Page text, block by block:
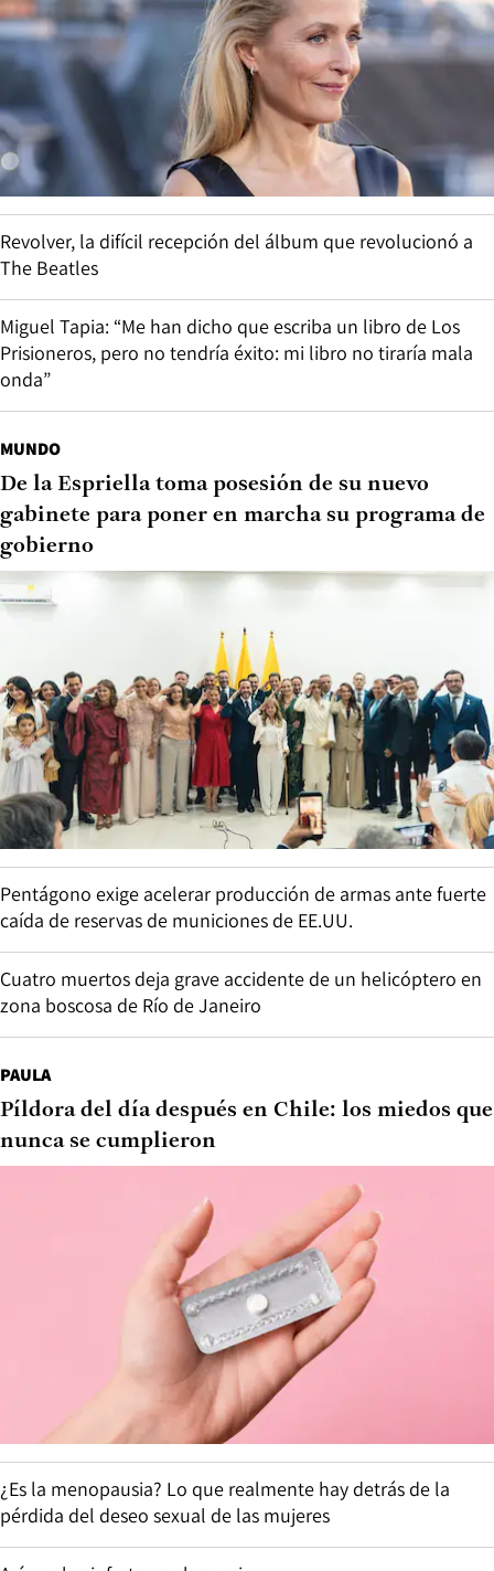
Revolver, la difícil recepción del álbum que revolucionó a
The Beatles
Miguel Tapia: “Me han dicho que escriba un libro de Los
Prisioneros, pero no tendría éxito: mi libro no tiraría mala
onda”
MUNDO
De la Espriella toma posesión de su nuevo
gabinete para poner en marcha su programa de
gobierno
Pentágono exige acelerar producción de armas ante fuerte
caída de reservas de municiones de EE.UU.
Cuatro muertos deja grave accidente de un helicóptero en
zona boscosa de Río de Janeiro
PAULA
Píldora del día después en Chile: los miedos que
nunca se cumplieron
¿Es la menopausia? Lo que realmente hay detrás de la
pérdida del deseo sexual de las mujeres